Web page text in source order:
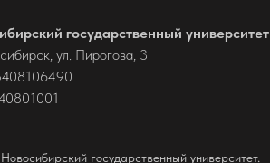
государственный университет.
государственный университет
ул. Пирогова, 3